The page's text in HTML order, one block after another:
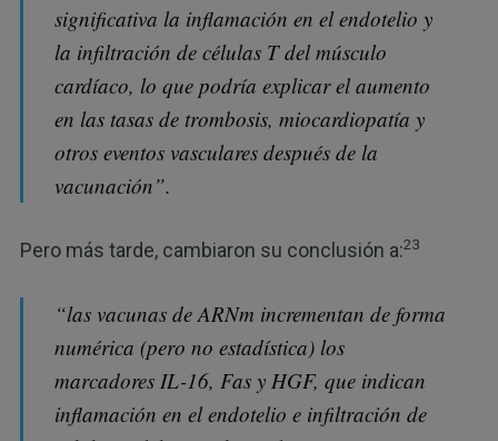
significativa la inflamación en el endotelio y
la infiltración de células T del músculo
cardíaco, lo que podría explicar el aumento
en las tasas de trombosis, miocardiopatía y
otros eventos vasculares después de la
vacunación”.
Pero más tarde, cambiaron su conclusión a:23
“las vacunas de ARNm incrementan de forma
numérica (pero no estadística) los
marcadores IL-16, Fas y HGF, que indican
inflamación en el endotelio e infiltración de